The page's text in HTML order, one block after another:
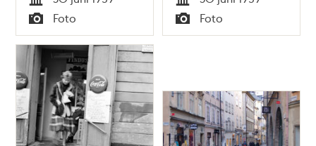
Tid
Typ
Foto Tid
Typ
Foto